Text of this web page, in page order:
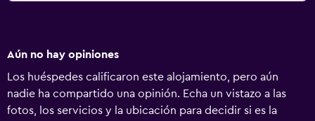
Aún no hay opiniones
Los huéspedes calificaron este alojamiento, pero aún
nadie ha compartido una opinión. Echa un vistazo a las
fotos, los servicios y la ubicación para decidir si es la